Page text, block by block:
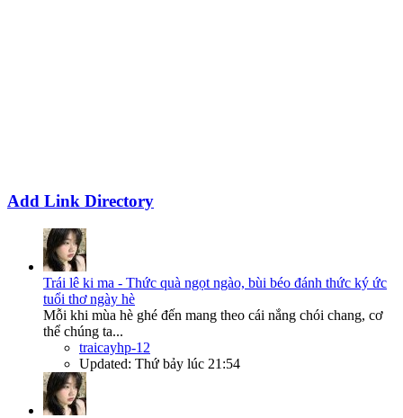
Add Link Directory
Trái lê ki ma - Thức quà ngọt ngào, bùi béo đánh thức ký ức
tuổi thơ ngày hè
Mỗi khi mùa hè ghé đến mang theo cái nắng chói chang, cơ
thể chúng ta...
traicayhp-12
Updated: Thứ bảy lúc 21:54